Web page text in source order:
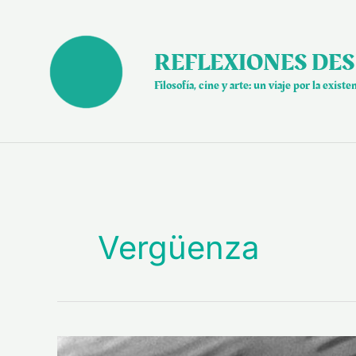
contenido
REFLEXIONES
Filosofía, cine y arte: un viaje por la
Vergüenza
“Vergüenza»